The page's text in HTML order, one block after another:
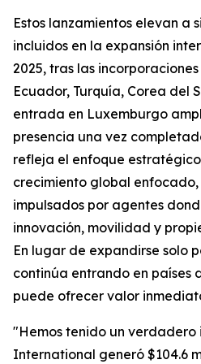
Estos lanzamientos elevan a
incluidos en la expansión
2025, tras las
Ecuador, Turquía, Corea del
entrada en Luxemburgo
presencia una vez
refleja el enfoque
crecimiento global
impulsados por agentes
innovación, movilidad y
En lugar de expandirse solo
continúa entrando en países
puede ofrecer valor
"Hemos tenido un verdadero
International generó $104.6